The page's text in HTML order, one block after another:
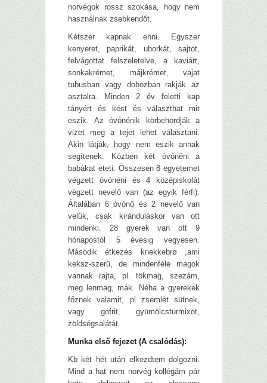
norvégok rossz szokása, hogy nem
használnak zsebkendőt.
Kétszer kapnak enni. Egyszer
kenyeret, paprikát, uborkát, sajtot,
felvágottat felszeletelve, a kaviárt,
sonkakrémet, májkrémet, vajat
tubusban vagy dobozban rakják az
asztalra. Minden 2 év feletti kap
tányért és kést és választhat mit
eszik. Az óvónénik körbehordják a
vizet meg a tejet lehet választani.
Akin látják, hogy nem eszik annak
segítenek. Közben két óvónéni a
babákat eteti. Összesen 8 egyetemet
végzett óvónéni és 4 középiskolát
végzett nevelő van (az egyik férfi).
Általában 6 óvónő és 2 nevelő van
velük, csak kiránduláskor van ott
mindenki. 28 gyerek van ott 9
hónapostól 5 évesig vegyesen.
Második étkezés knekkebrø ,ami
keksz-szerü, de mindenféle magok
vannak rajta, pl. tökmag, szezám,
meg lenmag, mák. Néha a gyerekek
főznek valamit, pl zsemlét sütnek,
vagy gofrit, gyümölcsturmixot,
zöldségsalátát.
Munka első fejezet (A csalódás):
Kb két hét után elkezdtem dolgozni.
Mind a hat nem norvég kollégám pár